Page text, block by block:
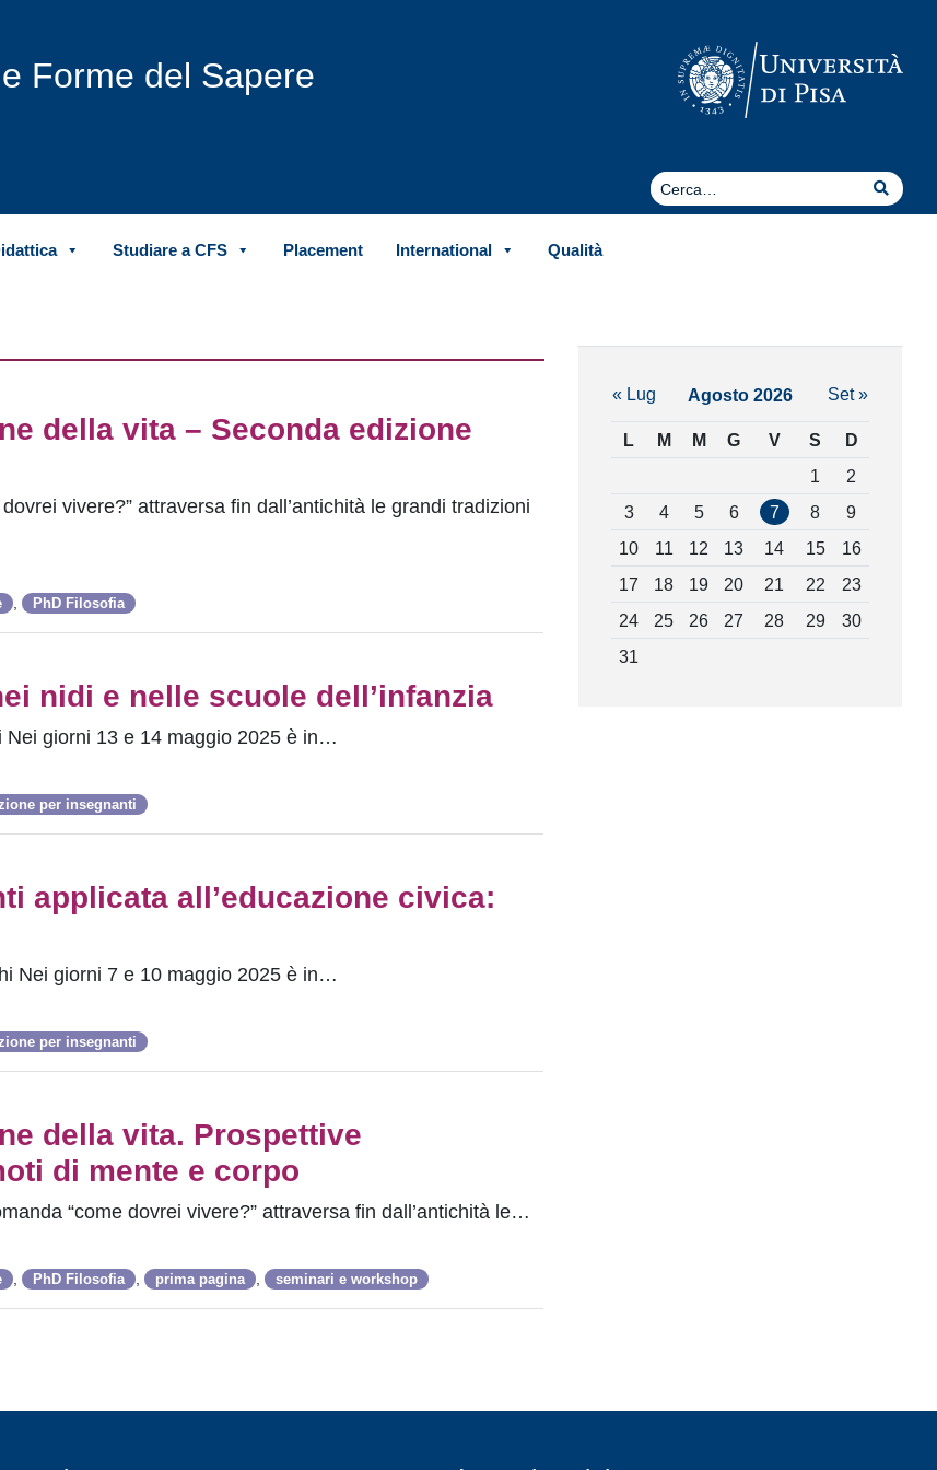
Forme del Sapere
Cerca
Cerca
Studiare a CFS Placement International Qualità
della vita – Seconda edizione
vivere?” attraversa fin dall’antichità le grandi tradizioni
, PhD Filosofia
nidi e nelle scuole dell’infanzia
Nei giorni 13 e 14 maggio 2025 è in…
per insegnanti
applicata all’educazione civica:
Nei giorni 7 e 10 maggio 2025 è in…
per insegnanti
della vita. Prospettive
di mente e corpo
“come dovrei vivere?” attraversa fin dall’antichità le…
, PhD Filosofia , prima pagina , seminari e workshop
Agosto 2026
L M M G V S D
« Lug Set »
1
2
3
4 5 6 7 8
9
10
11 12 13 14 15
16
17
18 19 20 21 22
23
24
25 26 27 28 29
30
31